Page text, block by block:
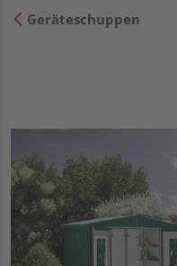
Geräteschuppen